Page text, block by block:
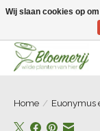
Home / Euonymus
Wij slaan cookies op